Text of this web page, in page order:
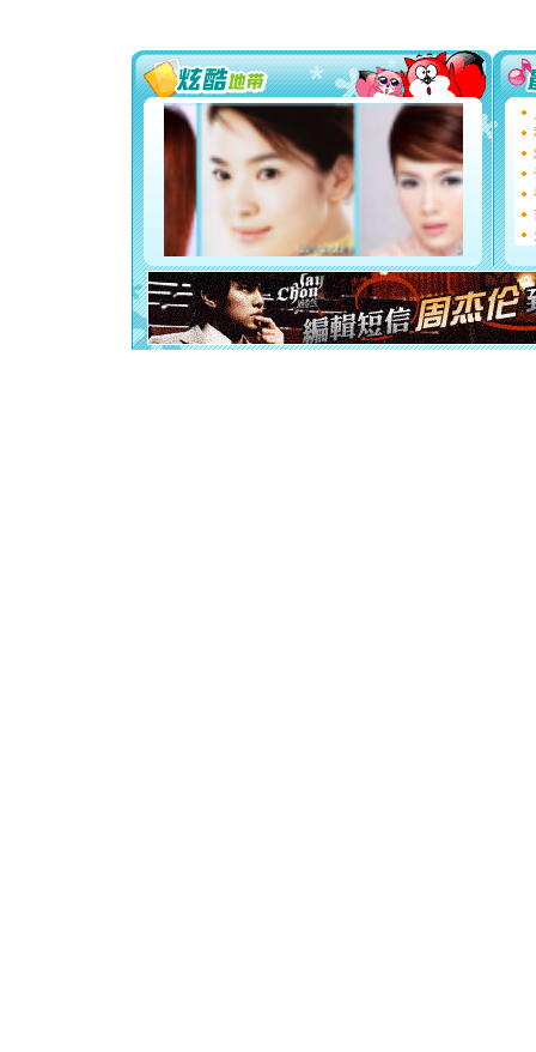
要平安！
[圣诞节]
能正大
天都要快
[圣诞节]
如意,快
[元旦]
看
断电。
你是我
[元旦] 如
起；二是
离。水晶
[元旦]当
泣，这痛
卖了。水